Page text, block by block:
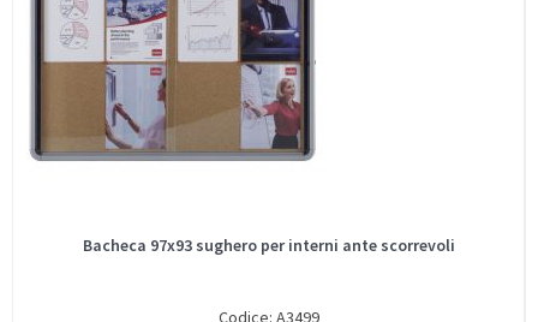
Bacheca 97x93 sughero per interni ante scorrevoli
Codice: A3499